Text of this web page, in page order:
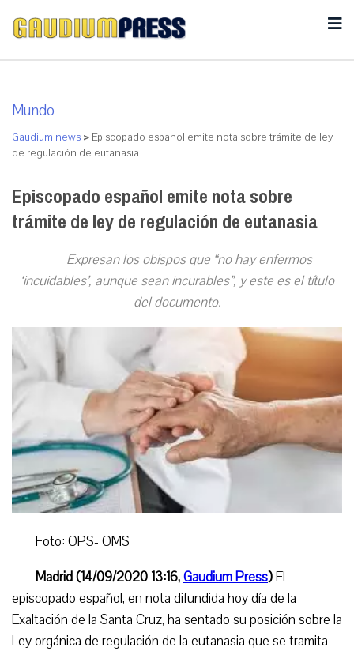
Mundo
Gaudium news > Episcopado español emite nota sobre trámite de ley
de regulación de eutanasia
Episcopado español emite nota sobre
trámite de ley de regulación de eutanasia
Expresan los obispos que “no hay enfermos
‘incuidables’, aunque sean incurables”, y este es el título
del documento.
Foto: OPS- OMS
Madrid (14/09/2020 13:16,Gaudium Press)El
episcopado español, en nota difundida hoy día de la
Exaltación de la Santa Cruz, ha sentado su posición sobre la
Ley orgánica de regulación de la eutanasia que se tramita